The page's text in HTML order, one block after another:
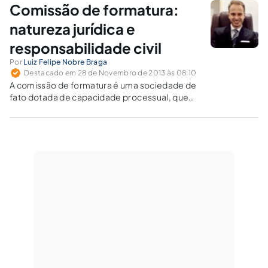
assessoramento do Poder Executivo
munícipe.
Comissão de formatura:
natureza jurídica e
responsabilidade civil
Por Luiz Felipe Nobre Braga
Destacado em 28 de Novembro de 2013 às 08:10
A comissão de formatura é uma sociedade de
fato dotada de capacidade processual, que
assumem, o perigo é a responsabilização. Para